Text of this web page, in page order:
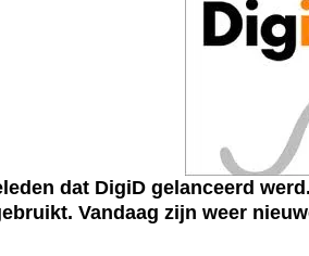
dat DigiD gelanceerd
Vandaag zijn weer